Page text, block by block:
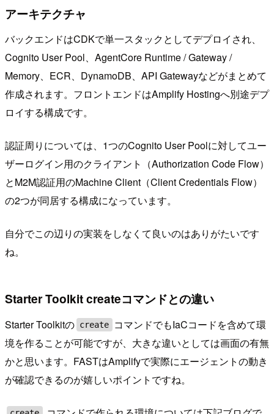
アーキテクチャ
バックエンドはCDKで単一スタックとしてデプロイされ、
Cognito User Pool、AgentCore Runtime / Gateway /
Memory、ECR、DynamoDB、API Gatewayなどがまとめて
作成されます。フロントエンドはAmplify Hostingへ別途デプ
ロイする構成です。
認証周りについては、1つのCognito User Poolに対してユー
ザーログイン用のクライアント（Authorization Code Flow）
とM2M認証用のMachine Client（Client Credentials Flow）
の2つが同居する構成になっています。
自分でこの辺りの実装をしなくて良いのはありがたいです
ね。
Starter Toolkit createコマンドとの違い
Starter Toolkitの create
コマンドでもIaCコードを含めて環
境を作ることが可能ですが、大きな違いとしては画面の有無
かと思います。FASTはAmplifyで実際にエージェントの動き
が確認できるのが嬉しいポイントですね。